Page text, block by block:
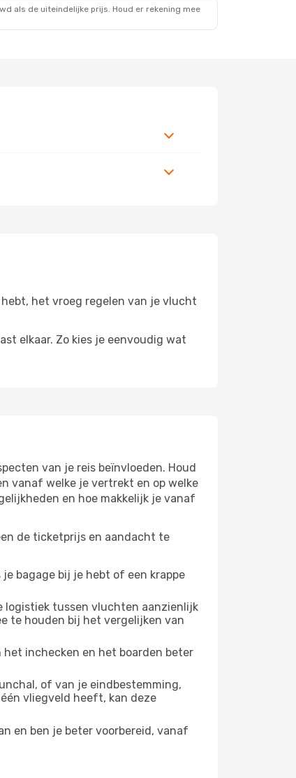
als de uiteindelijke prijs. Houd er rekening mee
het vroeg regelen van je vlucht
elkaar. Zo kies je eenvoudig wat
van je reis beïnvloeden. Houd
vanaf welke je vertrekt en op welke
en hoe makkelijk je vanaf
de ticketprijs en aandacht te
bagage bij je hebt of een krappe
logistiek tussen vluchten aanzienlijk
te houden bij het vergelijken van
inchecken en het boarden beter
of van je eindbestemming,
vliegveld heeft, kan deze
en ben je beter voorbereid, vanaf